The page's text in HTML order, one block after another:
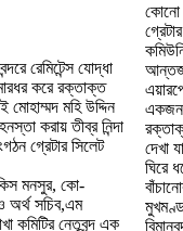
রেমিটেন্স যোদ্ধা
করে রক্তাক্ত
মোহাম্মদ মহি উদ্দিন
করায় তীব্র নিন্দা
গ্রেটার সিলেট
মনসুর, কো-
অর্থ সচিব,এম
কমিটির নেতৃবৃন্দ এক
কোনো
একজন
দেখা
ঘিরে